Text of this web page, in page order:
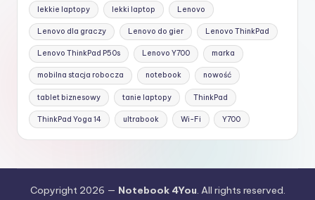
lekkie laptopy lekki laptop Lenovo
Lenovo dla graczy Lenovo do gier Lenovo ThinkPad
Lenovo ThinkPad P50s Lenovo Y700 marka
mobilna stacja robocza notebook nowość
tablet biznesowy tanie laptopy ThinkPad
ThinkPad Yoga 14 ultrabook Wi-Fi Y700
Copyright 2026 — Notebook 4You. All rights reserved.